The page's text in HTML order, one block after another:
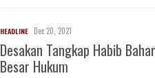
HEADLINE Dec 20, 2021
Desakan Tangkap Habib
Besar Hukum